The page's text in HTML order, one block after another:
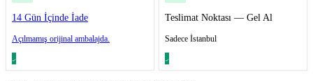
14 Gün İçinde İade
Açılmamış orijinal ambalajda.
Teslimat Noktası — Gel Al
Sadece İstanbul